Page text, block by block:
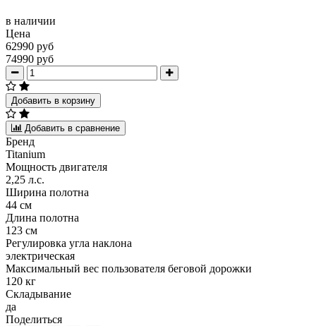
в наличии
Цена
62990 руб
74990 руб
Добавить в корзину
Добавить в сравнение
Бренд
Titanium
Мощность двигателя
2,25 л.с.
Ширина полотна
44 см
Длина полотна
123 см
Регулировка угла наклона
электрическая
Максимальный вес пользователя беговой дорожки
120 кг
Складывание
да
Поделиться